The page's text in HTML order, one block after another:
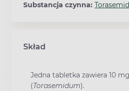
Substancja czynna:
Skład
Jedna tabletka zawiera 10
(Torasemidum).